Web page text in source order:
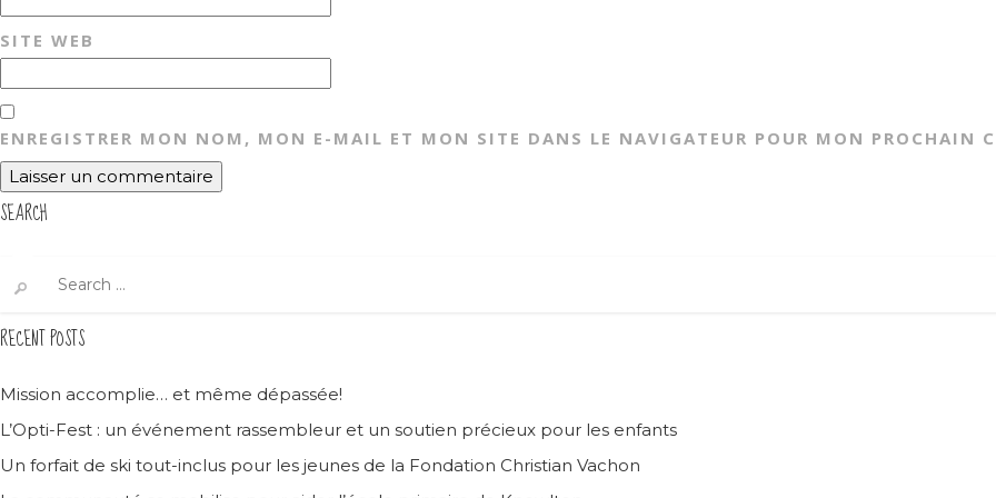
SITE WEB
ENREGISTRER MON NOM, MON E-MAIL ET MON SITE DANS LE NAVIGATEUR POUR MON PROCHAIN
SEARCH
for:
RECENT POSTS
Mission accomplie… et même dépassée!
L’Opti-Fest : un événement rassembleur et un soutien précieux pour les enfants
Un forfait de ski tout-inclus pour les jeunes de la Fondation Christian Vachon